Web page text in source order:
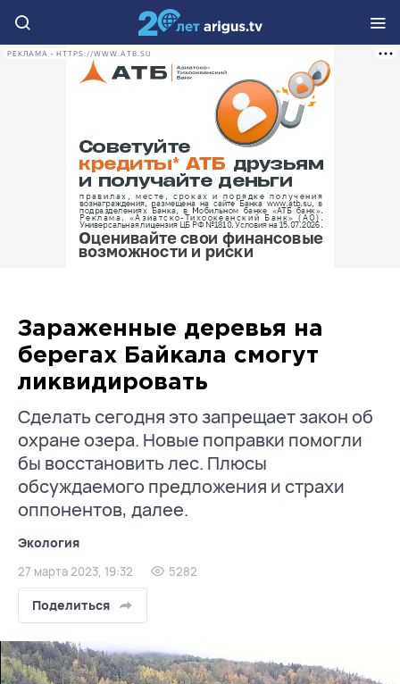
РЕКЛАМА • HTTPS://WWW.ATB.SU
Зараженные деревья на
берегах Байкала смогут
ликвидировать
Сделать сегодня это запрещает закон об
охране озера. Новые поправки помогли
бы восстановить лес. Плюсы
обсуждаемого предложения и страхи
оппонентов, далее.
Экология
27 марта 2023, 19:32 5282
Поделиться